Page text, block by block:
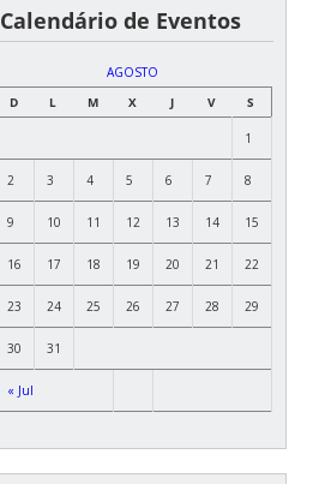
Calendário de Eventos
AGOSTO
D
L M X J V S
« Jul
1
2 3 4 5 6 7 8
9 10 11 12 13 14 15
16 17 18 19 20 21 22
23 24 25 26 27 28 29
30 31